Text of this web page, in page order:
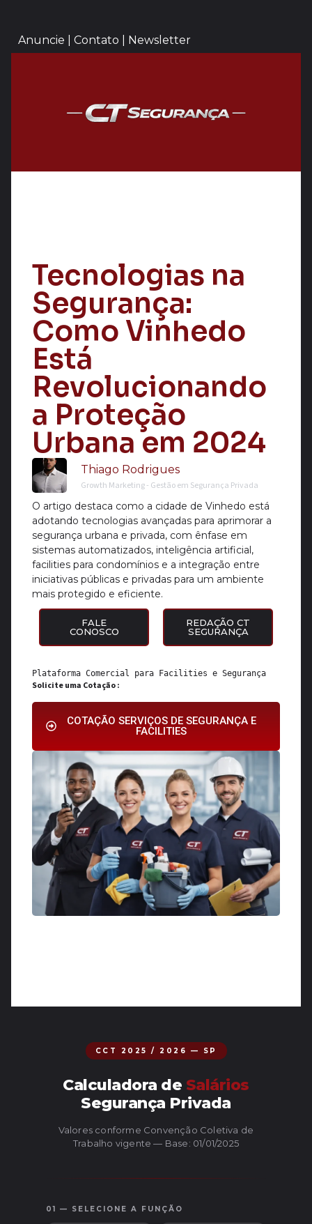
Anuncie | Contato | Newsletter
Tecnologias na
Segurança:
Como Vinhedo
Está
Revolucionando
a Proteção
Urbana em 2024
Thiago Rodrigues
Growth Marketing - Gestão em Segurança Privada
O artigo destaca como a cidade de Vinhedo está
adotando tecnologias avançadas para aprimorar a
segurança urbana e privada, com ênfase em
sistemas automatizados, inteligência artificial,
facilities para condomínios e a integração entre
iniciativas públicas e privadas para um ambiente
mais protegido e eficiente.
FALE
CONOSCO
REDAÇÃO CT
SEGURANÇA
Plataforma Comercial para Facilities e Segurança
Solicite uma Cotação :
COTAÇÃO SERVIÇOS DE SEGURANÇA E
FACILITIES
CCT 2025 / 2026 — SP
Calculadora de Salários
Segurança Privada
Valores conforme Convenção Coletiva de
Trabalho vigente — Base: 01/01/2025
01 — SELECIONE A FUNÇÃO